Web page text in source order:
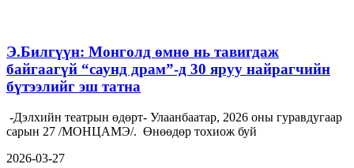
Э.Билгүүн: Монголд өмнө нь тавигдаж
байгаагүй “саунд драм”-д 30 яруу найрагчийн
бүтээлийг эш татна
-Дэлхийн театрын өдөрт- Улаанбаатар, 2026 оны гуравдугаар
сарын 27 /МОНЦАМЭ/. Өнөөдөр тохиож буй
2026-03-27